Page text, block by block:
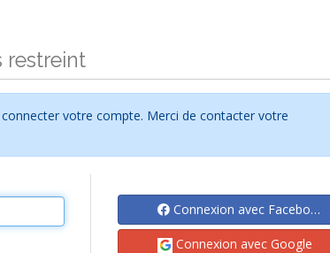
restreint
votre compte. Merci de contacter votre
Connexion avec Facebook
Connexion avec Google